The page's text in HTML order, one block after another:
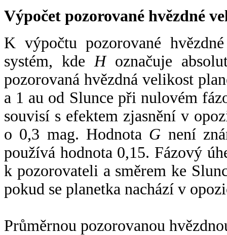
Výpočet pozorované hvězdné
K výpočtu pozorované
systém, kde Hoznačuje
pozorovaná hvězdná velikost
a 1 au od Slunce při nulovém
souvisí s efektem zjasnění v
o 0,3 mag. Hodnota G není
používá hodnota 0,15. Fázový
k pozorovateli a směrem ke
pokud se planetka nachází v
Průměrnou pozorovanou